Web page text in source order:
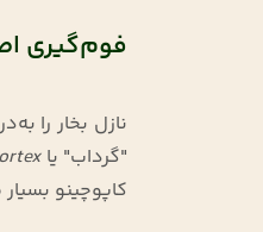
فوم‌گیری
نازل بخار را
"گرداب" یا
کاپوچینو